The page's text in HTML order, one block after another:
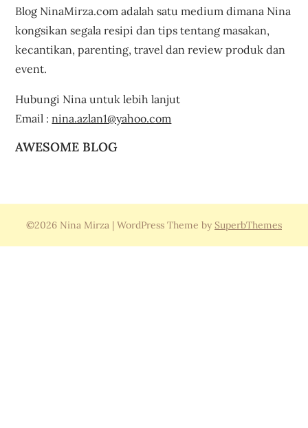
Blog NinaMirza.com adalah satu medium dimana Nina
kongsikan segala resipi dan tips tentang masakan,
kecantikan, parenting, travel dan review produk dan
event.
Hubungi Nina untuk lebih lanjut
Email :nina.azlan1@yahoo.com
AWESOME BLOG
©2026 Nina Mirza | WordPress Theme by SuperbThemes